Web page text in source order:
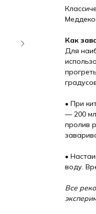
Как
Для
• При
— 200
пролив
•
воду.
Все